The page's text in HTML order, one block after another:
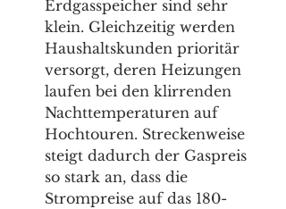
Erdgasspeicher sind sehr
klein. Gleichzeitig werden
Haushaltskunden prioritär
versorgt, deren Heizungen
laufen bei den klirrenden
Nachttemperaturen auf
Hochtouren. Streckenweise
steigt dadurch der Gaspreis
so stark an, dass die
Strompreise auf das 180-